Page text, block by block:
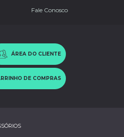
Fale Conosco
ÁREA DO CLIENTE
DE COMPRAS